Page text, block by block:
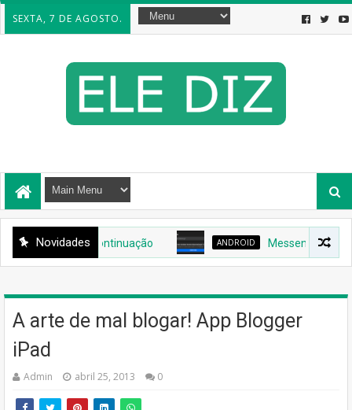
SEXTA, 7 DE AGOSTO.
Novidades
confirma descontinuação ANDROID Messenger deixa de
A arte de mal blogar! App Blogger
iPad
Admin abril 25, 2013 0